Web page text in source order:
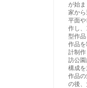
が始
家から
平面や
作し
型作
作品
計制
訪公
構成
作品
の後